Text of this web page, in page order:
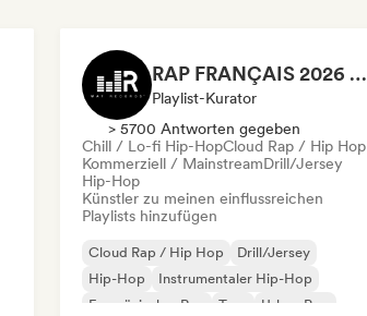
RAP FRANÇAIS 2026 🔥🇫🇷 (Way Records)
Playlist-Kurator
> 5700 Antworten gegeben
Chill / Lo-fi Hip-HopCloud Rap / Hip Hop
Kommerziell / MainstreamDrill/Jersey
Hip-Hop
Künstler zu meinen einflussreichen
Playlists hinzufügen
Cloud Rap / Hip Hop
Drill/Jersey
Hip-Hop
Instrumentaler Hip-Hop
Französischer Rap
Trap
Urban Pop